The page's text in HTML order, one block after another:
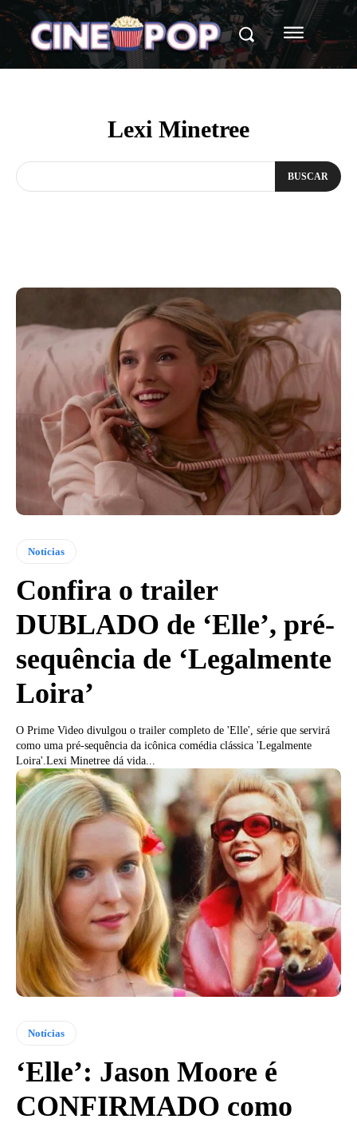
Lexi Minetree
BUSCAR
Notícias
Confira o trailer
DUBLADO de ‘Elle’, pré-
sequência de ‘Legalmente
Loira’
O Prime Video divulgou o trailer completo de 'Elle', série que servirá
como uma pré-sequência da icônica comédia clássica 'Legalmente
Loira'.Lexi Minetree dá vida...
Notícias
‘Elle’: Jason Moore é
CONFIRMADO como